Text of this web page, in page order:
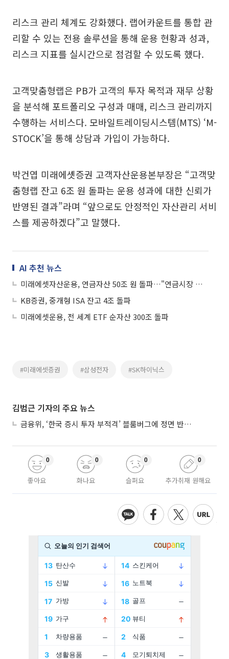
리스크 관리 체계도 강화했다. 랩어카운트를 통합 관
리할 수 있는 전용 솔루션을 통해 운용 현황과 성과,
리스크 지표를 실시간으로 점검할 수 있도록 했다.
고객맞춤형랩은 PB가 고객의 투자 목적과 재무 상황
을 분석해 포트폴리오 구성과 매매, 리스크 관리까지
수행하는 서비스다. 모바일트레이딩시스템(MTS) ‘M-
STOCK’을 통해 상담과 가입이 가능하다.
박건엽 미래에셋증권 고객자산운용본부장은 “고객맞
춤형랩 잔고 6조 원 돌파는 운용 성과에 대한 신뢰가
반영된 결과”라며 “앞으로도 안정적인 자산관리 서비
스를 제공하겠다”고 말했다.
AI 추천 뉴스
미래에셋자산운용, 연금자산 50조 원 돌파…"연금시장 내 압도적 규모"
KB증권, 중개형 ISA 잔고 4조 돌파
미래에셋운용, 전 세계 ETF 순자산 300조 돌파
#미래에셋증권 #삼성전자 #SK하이닉스
김범근 기자의 주요 뉴스
금융위, ‘한국 증시 투자 부적격’ 블룸버그에 정면 반박…“근거 불분명”
좋아요
0
화나요
0
슬퍼요
0
추가취재 원해요
0